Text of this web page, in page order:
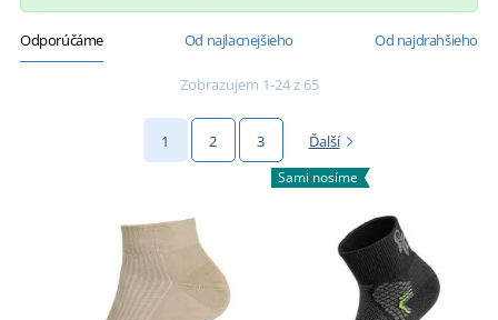
Odporúčáme Od najlacnejšieho Od najdrahšieho
Zobrazujem 1-24 z 65
1 2 3 Ďalší
Sami nosíme